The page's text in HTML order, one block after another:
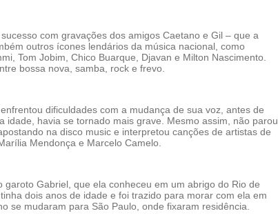
com gravações dos amigos Caetano e Gil – que a
outros ícones lendários da música nacional, como
Tom Jobim, Chico Buarque, Djavan e Milton Nascimento.
bossa nova, samba, rock e frevo.
dificuldades com a mudança de sua voz, antes de
idade, havia se tornado mais grave. Mesmo assim, não parou
na disco music e interpretou canções de artistas de
Mendonça e Marcelo Camelo.
garoto Gabriel, que ela conheceu em um abrigo do Rio de
dois anos de idade e foi trazido para morar com ela em
se mudaram para São Paulo, onde fixaram residência.